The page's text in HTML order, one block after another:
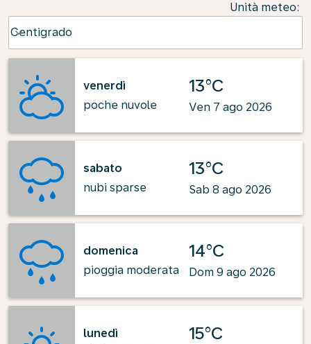
Unità meteo:
Centigrado
keyboard_arrow_down
venerdì
poche nuvole
13°C
Ven 7 ago 2026
sabato
nubi sparse
13°C
Sab 8 ago 2026
domenica
pioggia moderata
14°C
Dom 9 ago 2026
lunedì
15°C